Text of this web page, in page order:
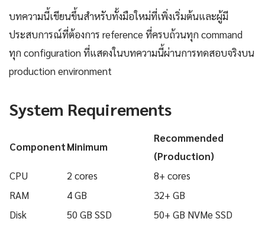
บทความนี้เขียนขึ้นสำหรับทั้งมือใหม่ที่เพิ่งเริ่มต้นและผู้มี
ประสบการณ์ที่ต้องการ reference ที่ครบถ้วนทุก command
ทุก configuration ที่แสดงในบทความนี้ผ่านการทดสอบจริงบน
production environment
System Requirements
ComponentMinimum
Recommended
(Production)
CPU
2 cores
8+ cores
RAM
4 GB
32+ GB
Disk
50 GB SSD 50+ GB NVMe SSD